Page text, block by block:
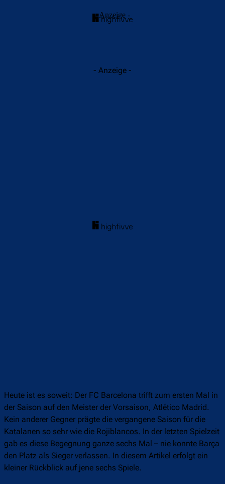
- Anzeige -
- Anzeige -
Heute ist es soweit: Der FC Barcelona trifft zum ersten Mal in
der Saison auf den Meister der Vorsaison, Atlético Madrid.
Kein anderer Gegner prägte die vergangene Saison für die
Katalanen so sehr wie die Rojiblancos. In der letzten Spielzeit
gab es diese Begegnung ganze sechs Mal – nie konnte Barça
den Platz als Sieger verlassen. In diesem Artikel erfolgt ein
kleiner Rückblick auf jene sechs Spiele.